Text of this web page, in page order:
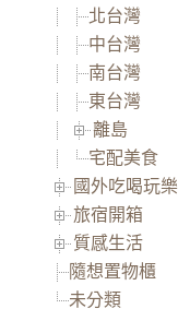
北台灣
中台灣
南台灣
東台灣
離島
宅配美食
國外吃喝玩樂
旅宿開箱
質感生活
隨想置物櫃
未分類